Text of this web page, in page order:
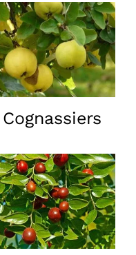
Cognassiers